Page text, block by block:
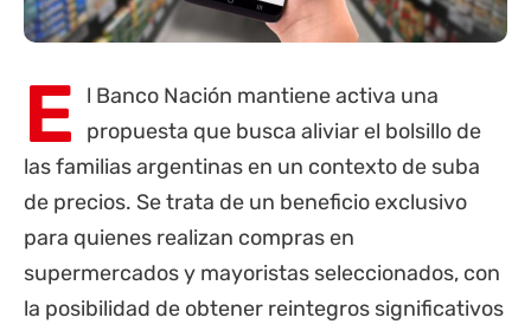
E l Banco Nación mantiene activa una
propuesta que busca aliviar el bolsillo de
las familias argentinas en un contexto de suba
de precios. Se trata de un beneficio exclusivo
para quienes realizan compras en
supermercados y mayoristas seleccionados, con
la posibilidad de obtener reintegros significativos